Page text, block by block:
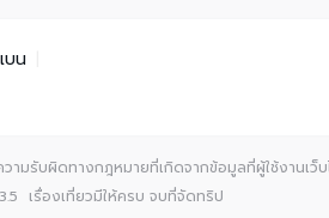
บน
มรับผิดทางกฎหมายที่เกิดจากข้อมูลที่ผู้ใช้งานเว็บ
เรื่องเที่ยวมีให้ครบ จบที่จัดทริป